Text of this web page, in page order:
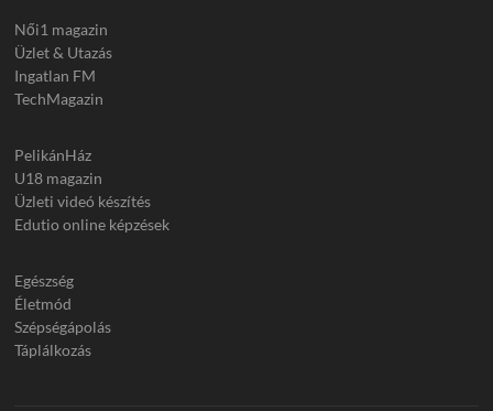
Női1 magazin
Üzlet & Utazás
Ingatlan FM
TechMagazin
PelikánHáz
U18 magazin
Üzleti videó készítés
Edutio online képzések
Egészség
Életmód
Szépségápolás
Táplálkozás